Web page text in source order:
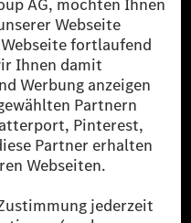
Daimler AG)
AG gehören wir zu
und Luxus-Pkw
Mobility AG bietet
und –miete,
rund um Laden
Versicherungen
an.